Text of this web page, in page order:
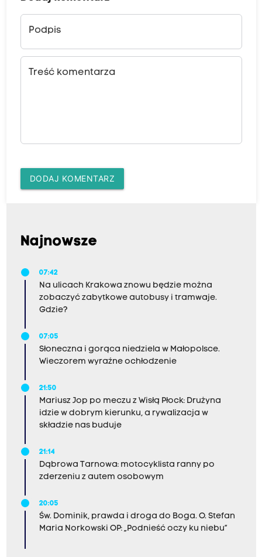
Podpis
Treść komentarza
DODAJ KOMENTARZ
Najnowsze
07:42
Na ulicach Krakowa znowu będzie można
zobaczyć zabytkowe autobusy i tramwaje.
Gdzie?
07:05
Słoneczna i gorąca niedziela w Małopolsce.
Wieczorem wyraźne ochłodzenie
21:50
Mariusz Jop po meczu z Wisłą Płock: Drużyna
idzie w dobrym kierunku, a rywalizacja w
składzie nas buduje
21:14
Dąbrowa Tarnowa: motocyklista ranny po
zderzeniu z autem osobowym
20:05
Św. Dominik, prawda i droga do Boga. O. Stefan
Maria Norkowski OP: „Podnieść oczy ku niebu”